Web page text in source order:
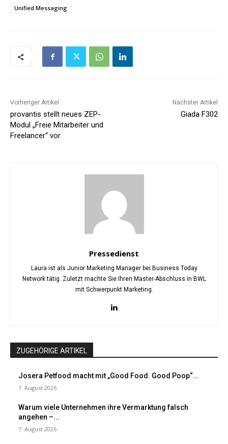
Unified Messaging
Vorheriger Artikel
provantis stellt neues ZEP-
Modul „Freie Mitarbeiter und
Freelancer“ vor
Nächster Artikel
Giada F302
Pressedienst
Laura ist als Junior Marketing Manager bei Business Today
Network tätig. Zuletzt machte Sie Ihren Master-Abschluss in BWL
mit Schwerpunkt Marketing.
ZUGEHÖRIGE ARTIKEL
Josera Petfood macht mit „Good Food. Good Poop“...
7. August 2026
Warum viele Unternehmen ihre Vermarktung falsch
angehen –...
7. August 2026